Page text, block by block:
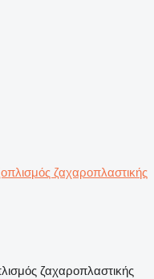
ζαχαροπλαστικής
ζαχαροπλαστικής